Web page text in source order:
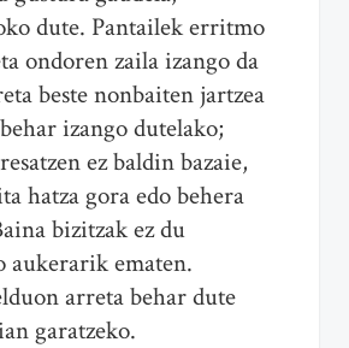
dute. Pantailek erritmo
ondoren zaila izango da
beste nonbaiten jartzea
izango dutelako;
ez baldin bazaie,
hatza gora edo behera
bizitzak ez du
aukerarik ematen.
arreta behar dute
garatzeko.